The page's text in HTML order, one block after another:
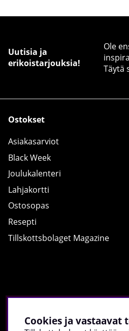
Uutisia ja
erikoistarjouksia!
Ole
Täytä
Ostokset
Asiakasarviot
Black Week
Joulukalenteri
Lahjakortti
Ostosopas
Resepti
Tillskottsbolaget Magazine
Cookies ja vastaavat